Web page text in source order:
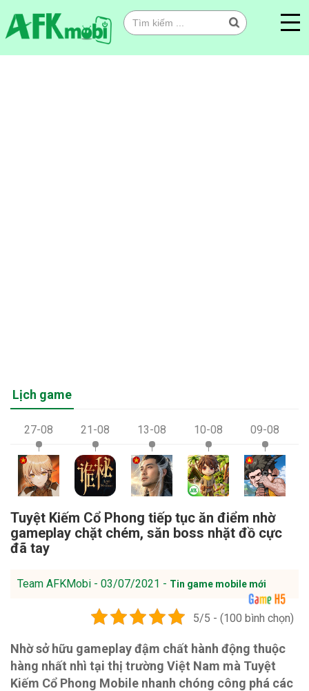
Lịch game
27-08 21-08 13-08 10-08 09-08
Tuyệt Kiếm Cổ Phong tiếp tục ăn điểm nhờ
gameplay chặt chém, săn boss nhặt đồ cực
đã tay
Team AFKMobi - 03/07/2021 - Tin game mobile mới
5/5 - (100 bình chọn)
Nhờ sở hữu gameplay đậm chất hành động thuộc
hàng nhất nhì tại thị trường Việt Nam mà Tuyệt
Kiếm Cổ Phong Mobile nhanh chóng công phá các